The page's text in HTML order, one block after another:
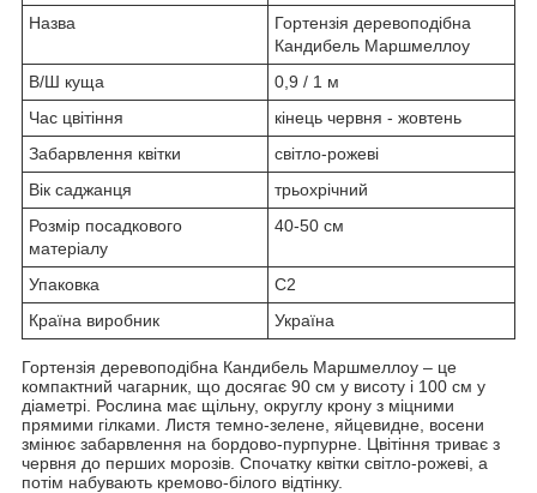
Назва
Гортензія деревоподібна
Кандибель Маршмеллоу
В/Ш куща
0,9 / 1 м
Час цвітіння
кінець червня - жовтень
Забарвлення квітки
світло-рожеві
Вік саджанця
трьохрічний
Розмір посадкового
матеріалу
40-50 см
Упаковка
С2
Країна виробник
Україна
Гортензія деревоподібна Кандибель Маршмеллоу – це
компактний чагарник, що досягає 90 см у висоту і 100 см у
діаметрі. Рослина має щільну, округлу крону з міцними
прямими гілками. Листя темно-зелене, яйцевидне, восени
змінює забарвлення на бордово-пурпурне. Цвітіння триває з
червня до перших морозів. Спочатку квітки світло-рожеві, а
потім набувають кремово-білого відтінку.